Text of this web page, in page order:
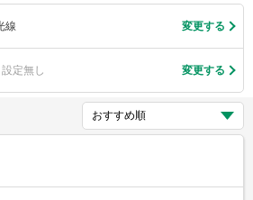
線 変更する
設定無し 変更する